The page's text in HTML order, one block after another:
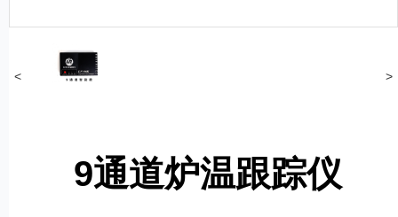
< >
9通道炉温跟踪仪